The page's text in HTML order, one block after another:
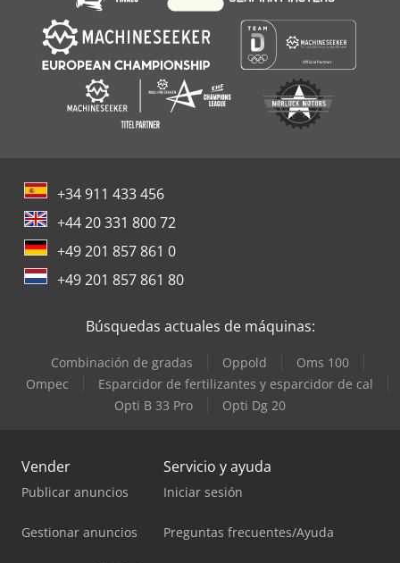
+34 911 433 456
+44 20 331 800 72
+49 201 857 861 0
+49 201 857 861 80
Búsquedas actuales de máquinas:
Combinación de gradas Oppold
Oms 100
Ompec
Esparcidor de fertilizantes y esparcidor de cal
Opti B 33 Pro
Opti Dg 20
Vender
Publicar anuncios
Gestionar anuncios
Servicio y ayuda
Iniciar sesión
Preguntas frecuentes/Ayuda